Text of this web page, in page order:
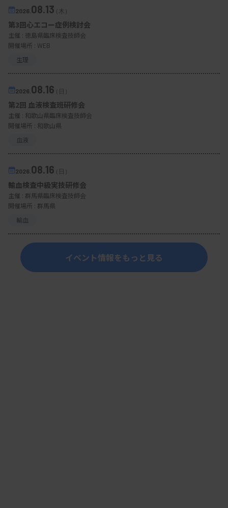
2026. 08.13（木）
第3回心エコー症例検討会
主催 : 徳島県臨床検査技師会
開催場所 : WEB
生理
2026. 08.16（日）
第2回 血液検査班研修会
主催 : 和歌山県臨床検査技師会
開催場所 : 和歌山県
血液
2026. 08.16（日）
輸血検査中級実技研修会
主催 : 群馬県臨床検査技師会
開催場所 : 群馬県
輸血
イベント情報をもっと見る